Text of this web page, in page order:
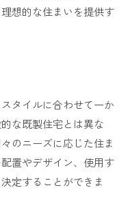
想的な住まいを提供す
タイルに合わせて一か
な既製住宅とは異な
のニーズに応じた住ま
置やデザイン、使用す
定することができま